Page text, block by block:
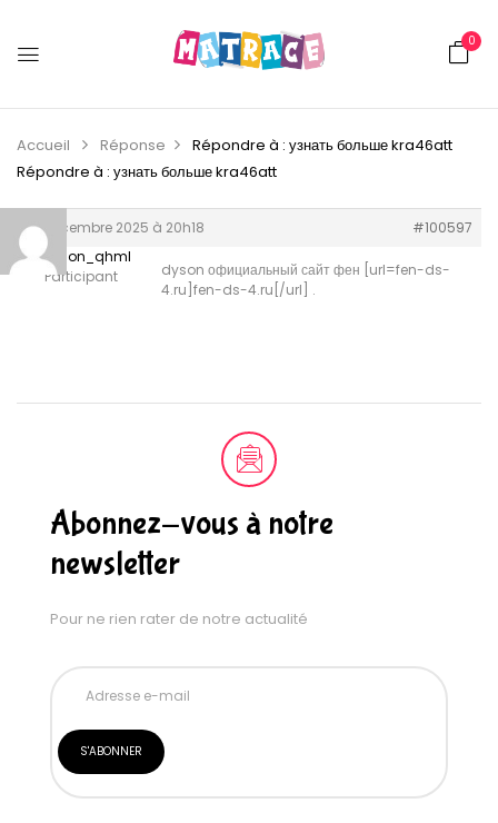
0
Accueil Réponse
Répondre à : узнать больше kra46att
Répondre à : узнать больше kra46att
14 décembre 2025 à 20h18
#100597
fen dyson_qhml
Participant
dyson официальный сайт фен [url=fen-ds-
4.ru]fen-ds-4.ru[/url] .
Abonnez-vous à notre
newsletter
Pour ne rien rater de notre actualité